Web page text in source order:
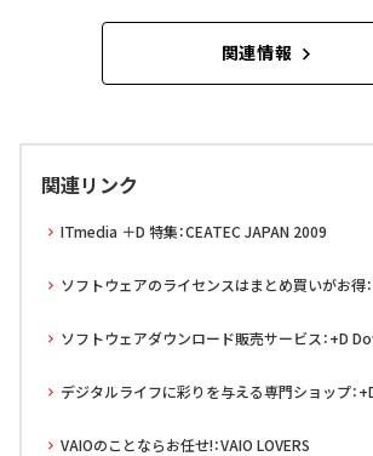
関連情報
関連リンク
ITmedia ＋D 特集：CEATEC JAPAN 2009
ソフトウェアのライセンスはまとめ買いがお得：
ソフトウェアダウンロード販売サービス：+D
デジタルライフに彩りを与える専門ショップ：
VAIOのことならお任せ!：VAIO LOVERS